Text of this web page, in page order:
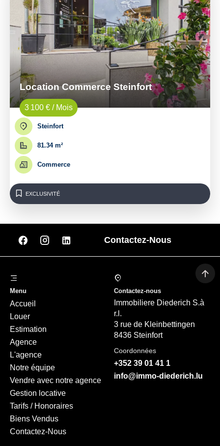
Location Commerce Steinfort
3 100 € / Mois
Steinfort
81.34 m²
Commerce
EXCLUSIVITÉ
Contactez-Nous
Menu
Accueil
Louer
Estimation
Agence
L'agence
Notre équipe
Vendre avec notre agence
Gestion locative
Tarifs / Honoraires
Biens Vendus
Contactez-Nous
Contactez-nous
Immobiliere Diederich S.à
r.l.
3 rue de Kleinbettingen
8436 Steinfort
Coordonnées
+352 39 01 41 1
info@immo-diederich.lu